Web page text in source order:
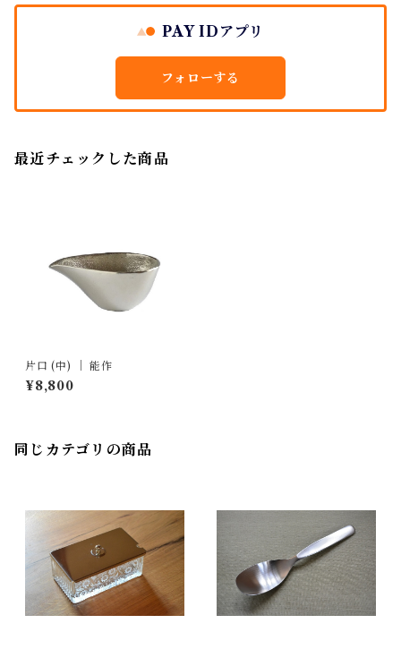
PAY IDアプリ
フォローする
最近チェックした商品
片口 (中) ｜ 能作
¥8,800
同じカテゴリの商品